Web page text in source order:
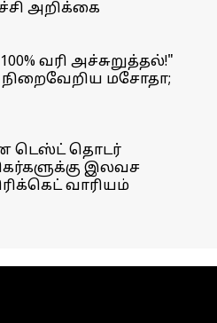
அறிக்கை
வரி அச்சுறுத்தல்!"
மசோதா;
டெஸ்ட் தொடர்
இலவச
வாரியம்